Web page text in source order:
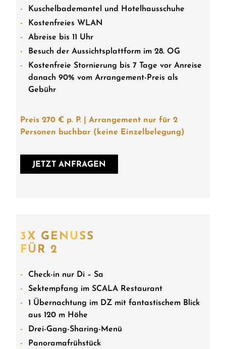
Kuschelbademantel und Hotelhausschuhe
Kostenfreies WLAN
Abreise bis 11 Uhr
Besuch der Aussichtsplattform im 28. OG
Kostenfreie Stornierung bis 7 Tage vor Anreise
danach 90% vom Arrangement-Preis als
Gebühr
Preis 270 € p. P. | Arrangement nur für 2
Personen buchbar (keine Einzelbelegung)
JETZT ANFRAGEN
3X GENUSS
FÜR 2
Check-in nur Di – Sa
Sektempfang im SCALA Restaurant
1 Übernachtung im DZ mit fantastischem Blick
aus 120 m Höhe
Drei-Gang-Sharing-Menü
Panoramafrühstück